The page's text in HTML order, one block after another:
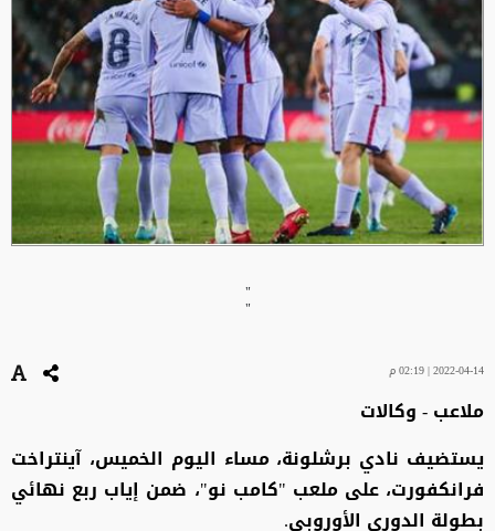
"
"
2022-04-14 | 02:19 م
ملاعب - وكالات
يستضيف نادي برشلونة، مساء اليوم الخميس، آينتراخت
فرانكفورت، على ملعب "كامب نو"، ضمن إياب ربع نهائي
بطولة الدوري الأوروبي.